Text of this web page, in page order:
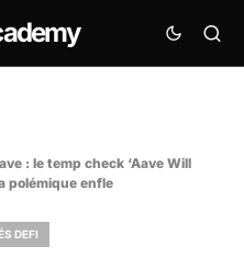
: le temp check ‘Aave Will
polémique enfle
DEFI